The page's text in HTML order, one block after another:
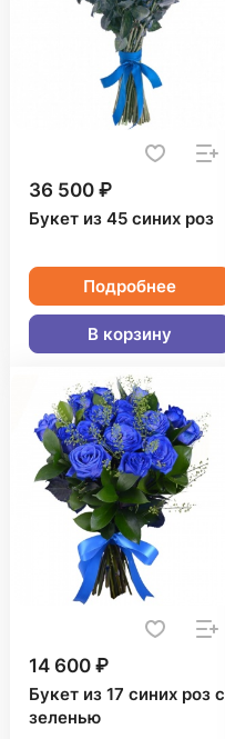
36 500 ₽
Букет из 45 синих роз
Подробнее
В корзину
14 600 ₽
Букет из 17 синих роз с
зеленью